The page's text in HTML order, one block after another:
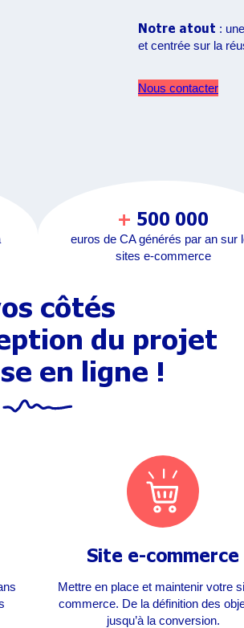
Notre atout :
et centrée sur la
Nous contacter
+ 500 000
euros de CA générés par an sur
sites e-commerce
côtés
du projet
en ligne !
Site e-commerce
Mettre en place et maintenir votre
commerce. De la définition des
jusqu’à la conversion.